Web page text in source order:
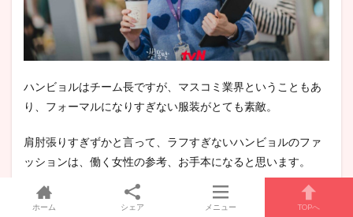
ハンビョルはチーム長ですが、マスコミ業界ということもあ
り、フォーマルになりすぎない服装がとても素敵。
肩肘張りすぎずかと言って、ラフすぎないハンビョルのファ
ッションは、働く女性の参考、お手本になると思います。
ハンビョルを演じるイ・ソンギュンさんはモデル出身なの
ホーム シェア メニュー TOPへ